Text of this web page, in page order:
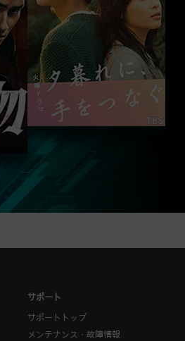
サポート
サポートトップ
メンテナンス・故障情報